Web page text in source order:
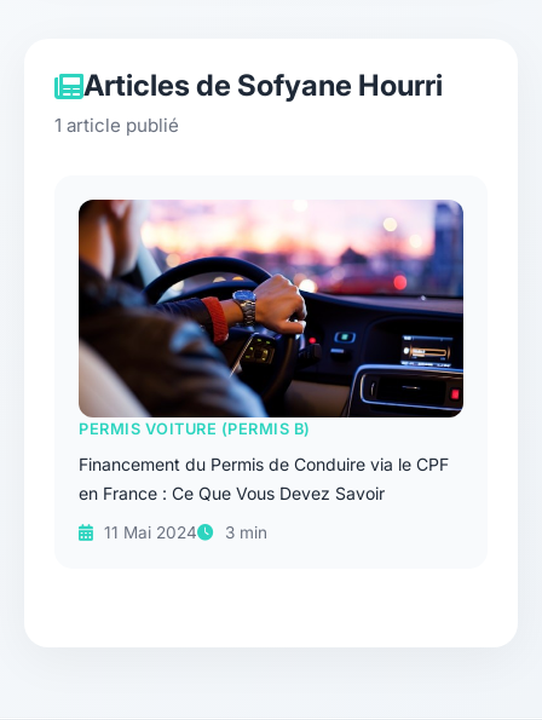
Articles de Sofyane Hourri
1 article publié
PERMIS VOITURE (PERMIS B)
Financement du Permis de Conduire via le CPF
en France : Ce Que Vous Devez Savoir
11 Mai 2024 3 min